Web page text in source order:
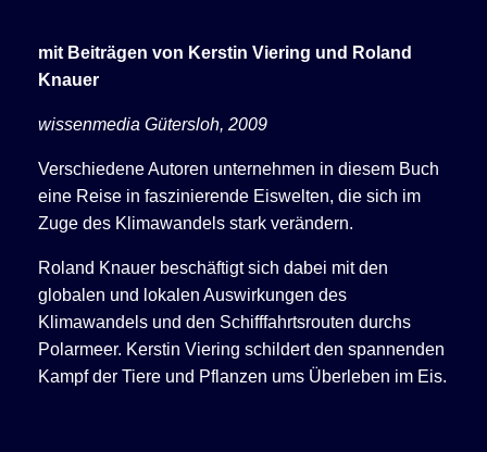
mit Beiträgen von Kerstin Viering und Roland
Knauer
wissenmedia Gütersloh, 2009
Verschiedene Autoren unternehmen in diesem Buch
eine Reise in faszinierende Eiswelten, die sich im
Zuge des Klimawandels stark verändern.
Roland Knauer beschäftigt sich dabei mit den
globalen und lokalen Auswirkungen des
Klimawandels und den Schifffahrtsrouten durchs
Polarmeer. Kerstin Viering schildert den spannenden
Kampf der Tiere und Pflanzen ums Überleben im Eis.